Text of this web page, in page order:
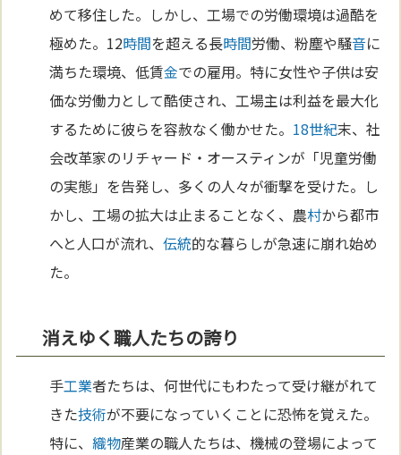
めて移住した。しかし、工場での労働環境は過酷を
極めた。12時間を超える長時間労働、粉塵や騒音に
満ちた環境、低賃金での雇用。特に女性や子供は安
価な労働力として酷使され、工場主は利益を最大化
するために彼らを容赦なく働かせた。 18世紀末、社
会改革家のリチャード・オースティンが「児童労働
の実態」を告発し、多くの人々が衝撃を受けた。し
かし、工場の拡大は止まることなく、農村から都市
へと人口が流れ、伝統的な暮らしが急速に崩れ始め
た。
消えゆく職人たちの誇り
手工業者たちは、何世代にもわたって受け継がれて
きた技術が不要になっていくことに恐怖を覚えた。
特に、織物産業の職人たちは、機械の登場によって